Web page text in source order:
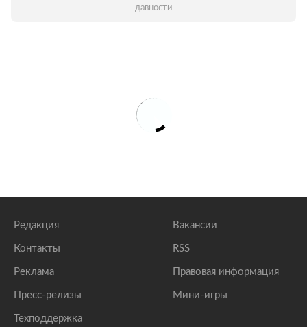
давности
Редакция
Контакты
Реклама
Пресс-релизы
Техподдержка
Вакансии
RSS
Правовая информация
Мини-игры